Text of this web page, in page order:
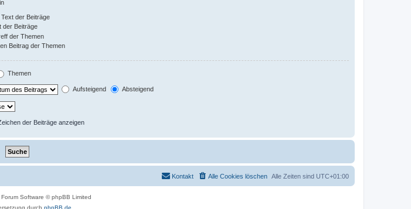
der Beiträge
der Beiträge
der Themen
Beitrag der Themen
Themen
Aufsteigend Absteigend
der Beiträge anzeigen
Alle Zeiten sind UTC+01:00
Alle Cookies löschen
Kontakt
Software © phpBB Limited
durch phpBB.de